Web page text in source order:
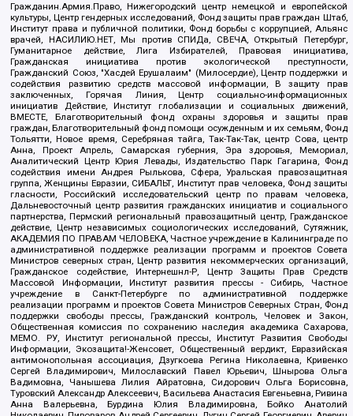
Гражданин.Армия.Право, Нижегородский центр немецкой и европейской
культуры, Центр гендерных исследований, Фонд защиты прав граждан Штаб,
Институт права и публичной политики, Фонд борьбы с коррупцией, Альянс
врачей, НАСИЛИЮ.НЕТ, Мы против СПИДа, СВЕЧА, Открытый Петербург,
Гуманитарное действие, Лига Избирателей, Правовая инициатива,
Гражданская инициатива против экологической преступности,
Гражданский Союз, "Хасдей Ерушалаим" (Милосердие), Центр поддержки и
содействия развитию средств массовой информации, В защиту прав
заключенных, Горячая Линия, Центр социально-информационных
инициатив Действие, Институт глобализации и социальных движений,
ВМЕСТЕ, Благотворительный фонд охраны здоровья и защиты прав
граждан, Благотворительный фонд помощи осужденным и их семьям, Фонд
Тольятти, Новое время, Серебряная тайга, Так-Так-Так, центр Сова, центр
Анна, Проект Апрель, Самарская губерния, Эра здоровья, Мемориал,
Аналитический Центр Юрия Левады, Издательство Парк Гагарина, Фонд
содействия имени Андрея Рылькова, Сфера, Уральская правозащитная
группа, Женщины Евразии, СИБАЛЬТ, Институт прав человека, Фонд защиты
гласности, Российский исследовательский центр по правам человека,
Дальневосточный центр развития гражданских инициатив и социального
партнерства, Пермский региональный правозащитный центр, Гражданское
действие, Центр независимых социологических исследований, Сутяжник,
АКАДЕМИЯ ПО ПРАВАМ ЧЕЛОВЕКА, Частное учреждение в Калининграде по
административной поддержке реализации программ и проектов Совета
Министров северных стран, Центр развития некоммерческих организаций,
Гражданское содействие, Интернешнл-Р, Центр Защиты Прав Средств
Массовой Информации, Институт развития прессы - Сибирь, Частное
учреждение в Санкт-Петербурге по административной поддержке
реализации программ и проектов Совета Министров Северных Стран, Фонд
поддержки свободы прессы, Гражданский контроль, Человек и Закон,
Общественная комиссия по сохранению наследия академика Сахарова,
МЕМО. РУ, Институт региональной прессы, Институт Развития Свободы
Информации, Экозащита!-Женсовет, Общественный вердикт, Евразийская
антимонопольная ассоциация, Дзугкоева Регина Николаевна, Кривенко
Сергей Владимирович, Милославский Павел Юрьевич, Шнырова Ольга
Вадимовна, Чанышева Лилия Айратовна, Сидорович Ольга Борисовна,
Туровский Александр Алексеевич, Васильева Анастасия Евгеньевна, Ривина
Анна Валерьевна, Бурдина Юлия Владимировна, Бойко Анатолий